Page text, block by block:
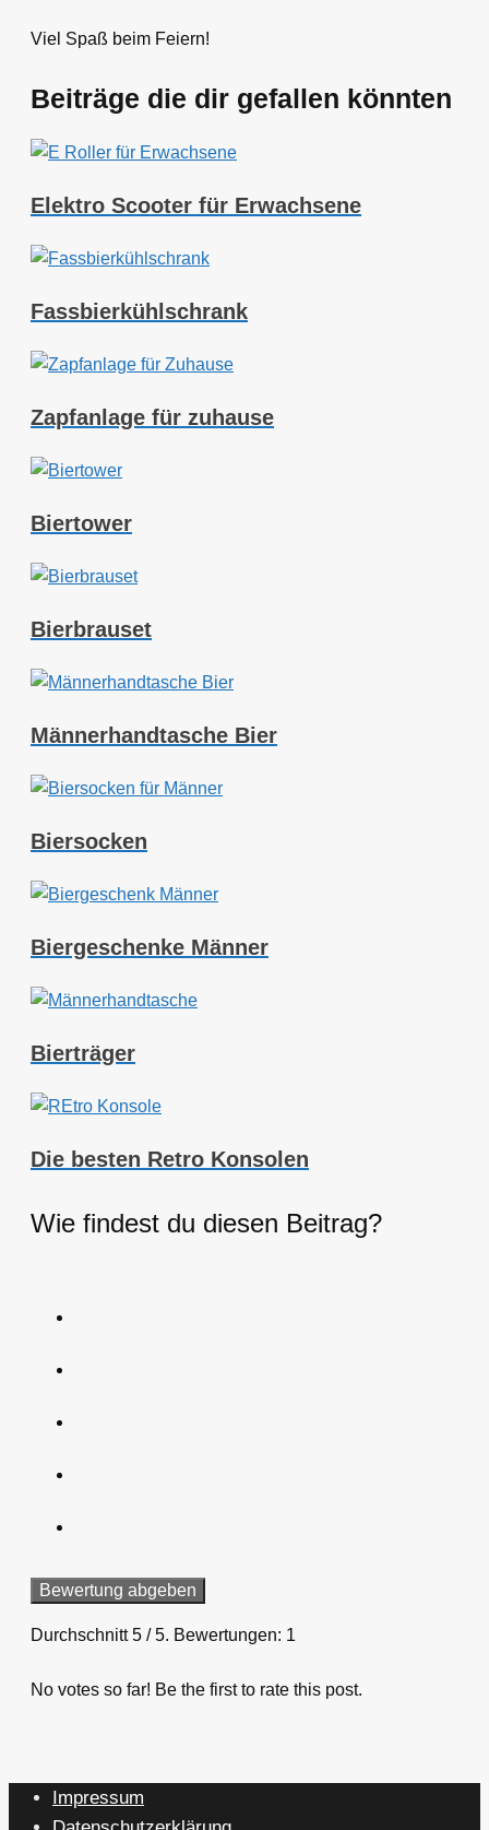
Viel Spaß beim Feiern!
Beiträge die dir gefallen könnten
Elektro Scooter für Erwachsene
Fassbierkühlschrank
Zapfanlage für zuhause
Biertower
Bierbrauset
Männerhandtasche Bier
Biersocken
Biergeschenke Männer
Bierträger
Die besten Retro Konsolen
Wie findest du diesen Beitrag?
Bewertung abgeben
Durchschnitt5 / 5. Bewertungen: 1
No votes so far! Be the first to rate this post.
Impressum